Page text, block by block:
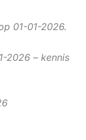
01-01-2026.
2026 – kennis